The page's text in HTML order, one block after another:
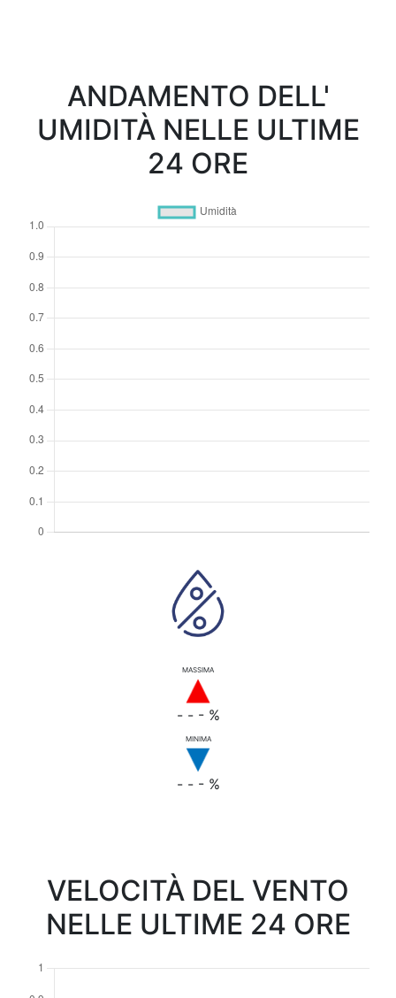
ANDAMENTO DELL'
UMIDITÀ NELLE ULTIME
24 ORE
MASSIMA
- - - %
MINIMA
- - - %
VELOCITÀ DEL VENTO
NELLE ULTIME 24 ORE